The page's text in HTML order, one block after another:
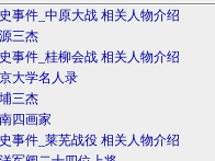
事件_中原大战 相关人物介绍
三杰
事件_桂柳会战 相关人物介绍
大学名人录
三杰
四画家
事件_莱芜战役 相关人物介绍